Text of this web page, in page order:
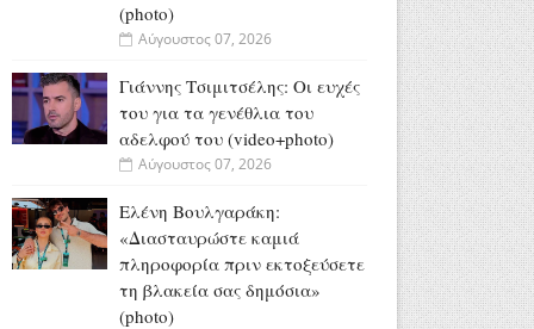
(photo)
Αύγουστος 07, 2026
Γιάννης Τσιμιτσέλης: Οι ευχές
του για τα γενέθλια του
αδελφού του (video+photo)
Αύγουστος 07, 2026
Ελένη Βουλγαράκη:
«Διασταυρώστε καμιά
πληροφορία πριν εκτοξεύσετε
τη βλακεία σας δημόσια»
(photo)